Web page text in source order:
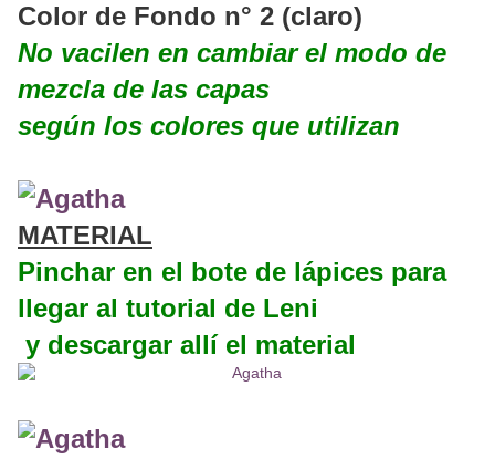
Color de Fondo n° 2 (claro)
No vacilen en cambiar el modo de
mezcla de las capas
según los colores que utilizan
MATERIAL
Pinchar en el bote de lápices para
llegar al tutorial de Leni
y descargar allí el material